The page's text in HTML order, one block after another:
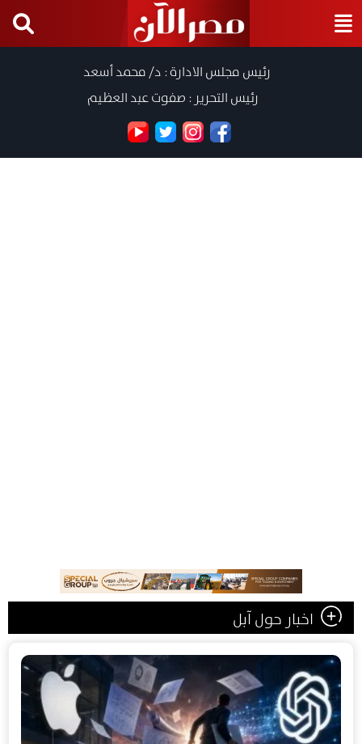
رئيس مجلس الادارة : د/ محمد أسعد
رئيس التحرير : صفوت عبد العظيم
اخبار حول آبل